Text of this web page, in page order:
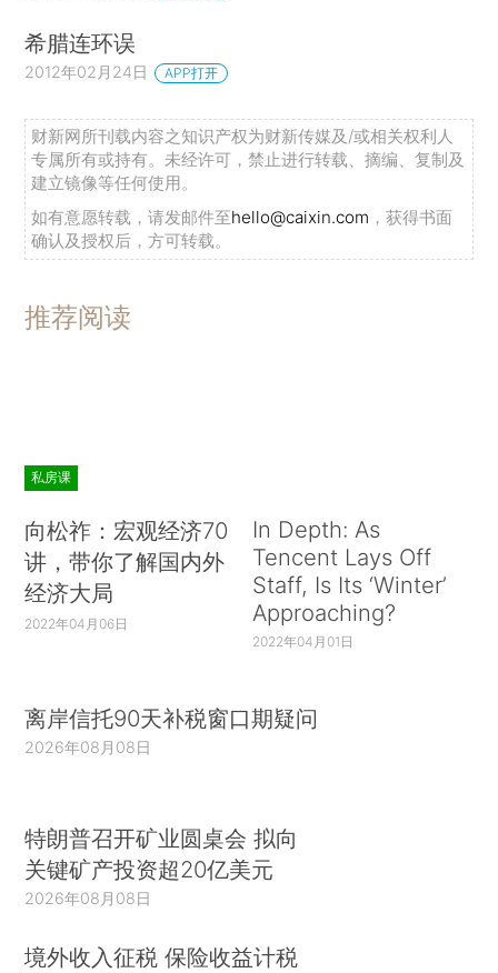
希腊连环误
2012年02月24日 APP打开
财新网所刊载内容之知识产权为财新传媒及/或相关权利人
专属所有或持有。未经许可，禁止进行转载、摘编、复制及
建立镜像等任何使用。
如有意愿转载，请发邮件至hello@caixin.com ，获得书面
确认及授权后，方可转载。
推荐阅读
私房课
向松祚：宏观经济70
讲，带你了解国内外
经济大局
2022年04月06日
In Depth: As
Tencent Lays Off
Staff, Is Its ‘Winter’
Approaching?
2022年04月01日
离岸信托90天补税窗口期疑问
2026年08月08日
特朗普召开矿业圆桌会 拟向
关键矿产投资超20亿美元
2026年08月08日
境外收入征税 保险收益计税